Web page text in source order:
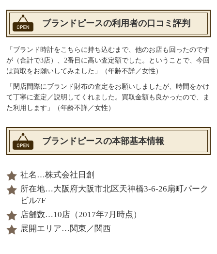
ブランドピースの利用者の口コミ評判
「ブランド時計をこちらに持ち込むまで、他のお店も回ったのです
が（合計で3店）、2番目に高い査定額でした。ということで、今回
は買取をお願いしてみました」（年齢不詳／女性）
「閉店間際にブランド財布の査定をお願いしましたが、時間をかけ
て丁寧に査定／説明してくれました。買取金額も良かったので、ま
た利用します」（年齢不詳／女性）
ブランドピースの本部基本情報
社名…株式会社日創
所在地…大阪府大阪市北区天神橋3-6-26扇町パーク
ビル7F
店舗数…10店（2017年7月時点）
展開エリア…関東／関西